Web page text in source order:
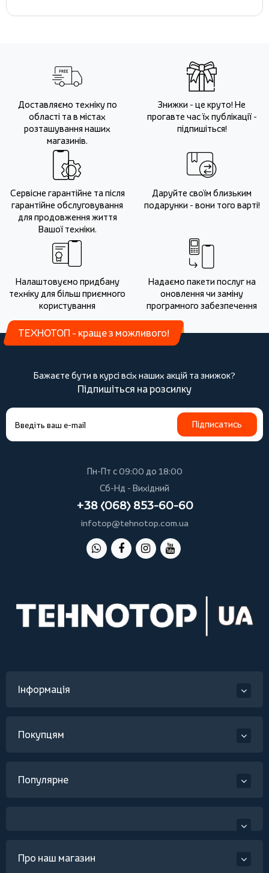
Доставляємо техніку по
області та в містах
розташування наших
магазинів.
Знижки - це круто! Не
прогавте час їх публікації -
підпишіться!
Сервісне гарантійне та після
гарантійне обслуговування
для продовження життя
Вашої техніки.
Даруйте своїм близьким
подарунки - вони того варті!
Налаштовуємо придбану
техніку для більш приємного
користування
Надаємо пакети послуг на
оновлення чи заміну
програмного забезпечення
ТЕХНОТОП - краще з можливого!
Бажаєте бути в курсі всіх наших акцій та знижок?
Підпишіться на розсилку
Підписатись
Пн-Пт с 09:00 до 18:00
Сб-Нд - Вихідний
+38 (068) 853-60-60
infotop@tehnotop.com.ua
Інформація
Покупцям
Популярне
Про наш магазин